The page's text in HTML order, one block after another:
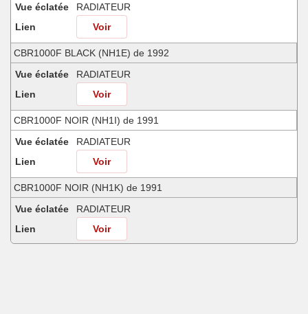
Vue éclatée
RADIATEUR
Lien
Voir
CBR1000F BLACK (NH1E) de 1992
Vue éclatée
RADIATEUR
Lien
Voir
CBR1000F NOIR (NH1I) de 1991
Vue éclatée
RADIATEUR
Lien
Voir
CBR1000F NOIR (NH1K) de 1991
Vue éclatée
RADIATEUR
Lien
Voir